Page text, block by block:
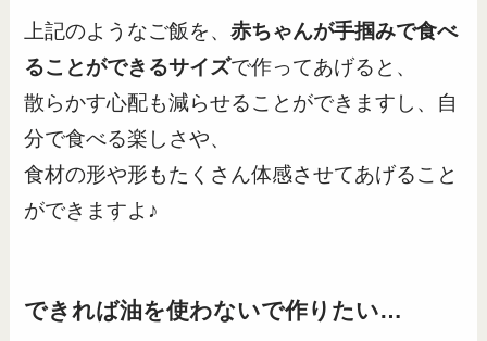
上記のようなご飯を、赤ちゃんが手掴みで食べ
ることができるサイズで作ってあげると、
散らかす心配も減らせることができますし、自
分で食べる楽しさや、
食材の形や形もたくさん体感させてあげること
ができますよ♪
できれば油を使わないで作りたい…